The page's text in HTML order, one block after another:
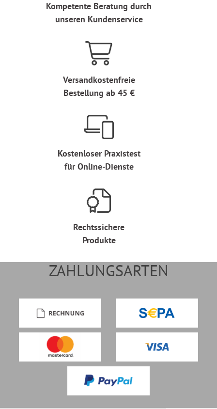
Kompetente Beratung durch
unseren Kundenservice
Versandkostenfreie
Bestellung ab 45 €
Kostenloser Praxistest
für Online-Dienste
Rechtssichere
Produkte
ZAHLUNGSARTEN